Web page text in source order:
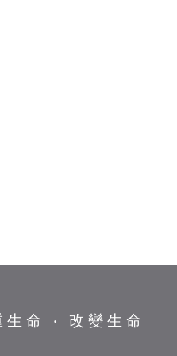
生命 ‧ 改變生命